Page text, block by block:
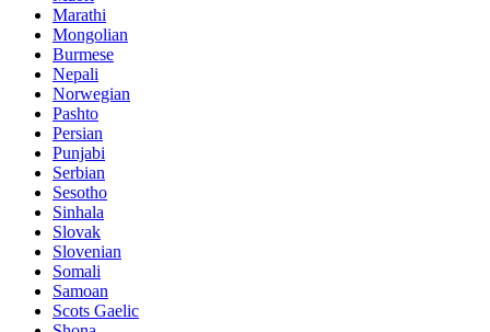
Marathi
Mongolian
Burmese
Nepali
Norwegian
Pashto
Persian
Punjabi
Serbian
Sesotho
Sinhala
Slovak
Slovenian
Somali
Samoan
Scots Gaelic